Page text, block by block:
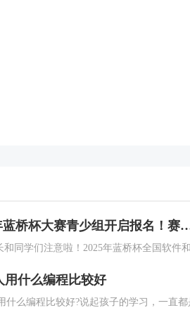
2025年蓝桥杯大赛青少组开启报名！赛
和同学们注意啦！2025年蓝桥杯全国软件和
校中小学生的全国性竞赛，秉承公平、公
台。下.
用什么编程比较好
什么编程比较好?说起孩子的学习，一直都